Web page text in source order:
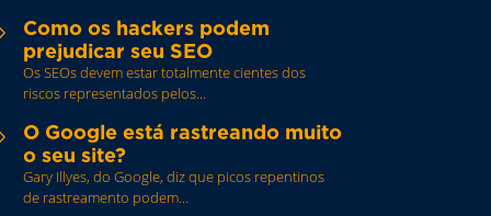
Como os hackers podem
prejudicar seu SEO
Os SEOs devem estar totalmente cientes dos
riscos representados pelos...
O Google está rastreando muito
o seu site?
Gary Illyes, do Google, diz que picos repentinos
de rastreamento podem...